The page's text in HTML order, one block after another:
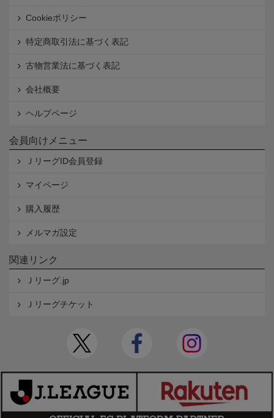
Cookieポリシー
特定商取引法に基づく表記
古物営業法に基づく表記
会社概要
ヘルプページ
会員向けメニュー
ＪリーグID会員登録
マイページ
購入履歴
メルマガ設定
関連リンク
Ｊリーグ.jp
Ｊリーグチケット